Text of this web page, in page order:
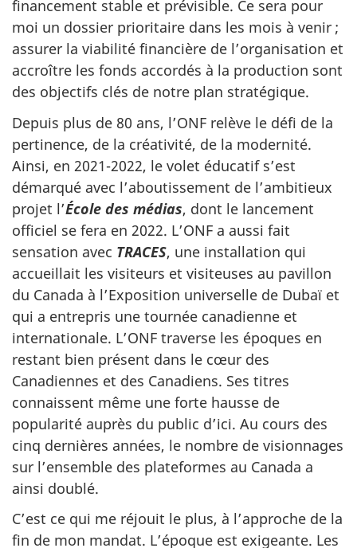
financement stable et prévisible. Ce sera pour
moi un dossier prioritaire dans les mois à venir ;
assurer la viabilité financière de l’organisation et
accroître les fonds accordés à la production sont
des objectifs clés de notre plan stratégique.
Depuis plus de 80 ans, l’ONF relève le défi de la
pertinence, de la créativité, de la modernité.
Ainsi, en 2021-2022, le volet éducatif s’est
démarqué avec l’aboutissement de l’ambitieux
projet l’École des médias, dont le lancement
officiel se fera en 2022. L’ONF a aussi fait
sensation avec TRACES, une installation qui
accueillait les visiteurs et visiteuses au pavillon
du Canada à l’Exposition universelle de Dubaï et
qui a entrepris une tournée canadienne et
internationale. L’ONF traverse les époques en
restant bien présent dans le cœur des
Canadiennes et des Canadiens. Ses titres
connaissent même une forte hausse de
popularité auprès du public d’ici. Au cours des
cinq dernières années, le nombre de visionnages
sur l’ensemble des plateformes au Canada a
ainsi doublé.
C’est ce qui me réjouit le plus, à l’approche de la
fin de mon mandat. L’époque est exigeante. Les